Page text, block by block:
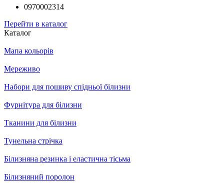
0970002314
Перейти в каталог
Каталог
Мапа кольорів
Мереживо
Набори для пошиву спідньої білизни
Фурнітура для білизни
Тканини для білизни
Тунельна стрічка
Білизняна резинка і еластична тісьма
Білизняний поролон